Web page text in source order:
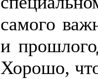
самого
и
Хорошо,